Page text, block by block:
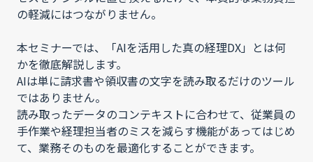
の軽減にはつながりません。
本セミナーでは、「AIを活用した真の経理DX」とは何
かを徹底解説します。
AIは単に請求書や領収書の文字を読み取るだけのツール
ではありません。
読み取ったデータのコンテキストに合わせて、従業員の
手作業や経理担当者のミスを減らす機能があってはじめ
て、業務そのものを最適化することができます。